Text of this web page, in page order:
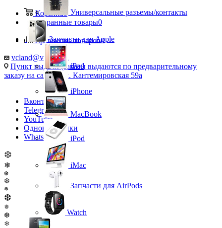
Корзина0
Избранные товары0
Сравнение товаров0
vcland@vcland.ru
Пункт выдачи (заказы выдаются по предварительному
заказу на сайте), ул. Кантемировская 59а
Вконтакте
Telegram
YouTube
Одноклассники
WhatsApp
❆
❄
❆
❆
❅
❆
❅
❆
❄
Универсальные разъемы/контакты
Запчасти для Apple
iPad
iPhone
MacBook
iPod
iMac
Запчасти для AirPods
Watch